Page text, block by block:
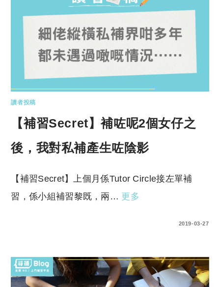
讀者投稿
【補習Secret】補咗呢2個女仔之
後，我對私補產生咗陰影
【補習Secret】上個月係Tutor Circle接左單補
習，係小組補習黎既，兩… 更多
2019-03-27